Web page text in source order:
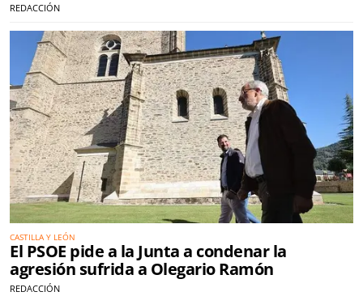
REDACCIÓN
CASTILLA Y LEÓN
El PSOE pide a la Junta a condenar la
agresión sufrida a Olegario Ramón
REDACCIÓN